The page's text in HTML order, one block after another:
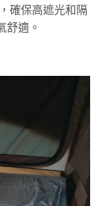
確保高遮光和隔
舒適。